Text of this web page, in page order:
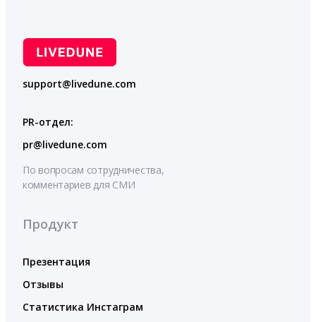
support@livedune.com
PR-отдел:
pr@livedune.com
По вопросам сотрудничества,
комментариев для СМИ
Продукт
Презентация
Отзывы
Статистика Инстаграм